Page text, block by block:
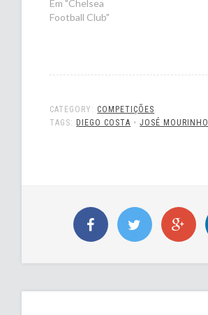
Em "Chelsea
Football Club"
CATEGORY: COMPETIÇÕES
TAGS: DIEGO COSTA •JOSÉ MOURINHO